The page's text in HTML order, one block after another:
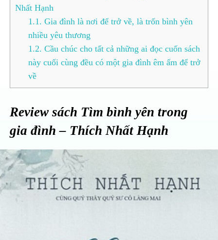
Nhất Hạnh
1.1. Gia đình là nơi để trở về, là trốn bình yên
nhiều yêu thương
1.2. Cầu chúc cho tất cả những ai đọc cuốn sách
này cuối cùng đều có một gia đình êm ấm để trở
về
Review sách Tìm bình yên trong
gia đình – Thích Nhất Hạnh